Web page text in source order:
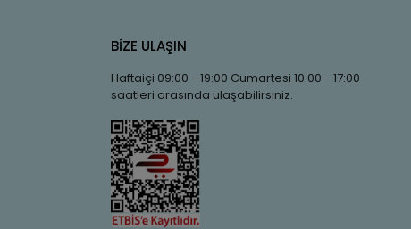
BİZE ULAŞIN
Haftaiçi 09:00 - 19:00 Cumartesi 10:00 - 17:00
saatleri arasında ulaşabilirsiniz.